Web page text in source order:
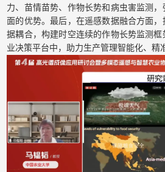
力、苗情苗势、作物长势和病虫害监测
面的优势。最后，在遥感数据融合方面
据耦合，构建时空连续的作物长势监测
业决策平台中，助力生产管理智能化、精